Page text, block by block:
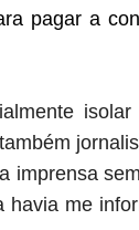
pagar a
imprensa
me